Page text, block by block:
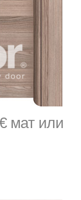
мат или